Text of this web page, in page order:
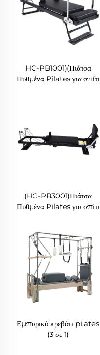
HC-PB1001)(Πιάτσα
Πυθμένα Pilates για σπίτι
(HC-PB3001)Πιάτσα
Πυθμένα Pilates για σπίτι
Εμπορικό κρεβάτι pilates
(3 σε 1)